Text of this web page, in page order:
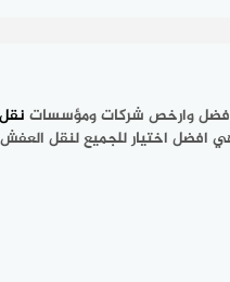
وارخص شركات ومؤسسات
للجميع لنقل العفش